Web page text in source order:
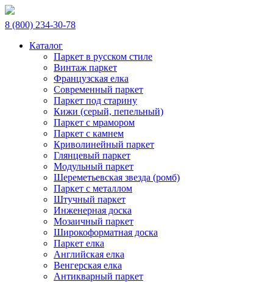
8 (800) 234-30-78
Каталог
Паркет в русском стиле
Винтаж паркет
Французская елка
Современный паркет
Паркет под старину
Кижи (серый, пепельный)
Паркет с мрамором
Паркет с камнем
Криволинейный паркет
Глянцевый паркет
Модульный паркет
Шереметьевская звезда (ромб)
Паркет с металлом
Штучный паркет
Инженерная доска
Мозаичный паркет
Широкоформатная доска
Паркет елка
Английская елка
Венгерская елка
Антикварный паркет